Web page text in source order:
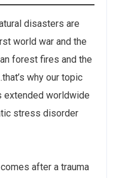
disasters are
world war and the
forest fires and the
why our topic
extended worldwide
stress disorder
after a trauma